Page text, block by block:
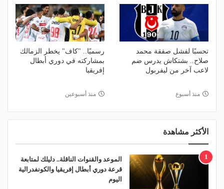
تحسبًا لفشل صفقة محمد
صلاح.. بشتكاش يدرس ضم
لاعب آخر من ليفربول
منذ أسبوع
رسميًا.. "كاف" يخطر الزمالك
بمشاركته في دوري أبطال
إفريقيا
منذ أسبوعين
الأكثر مشاهدة
1
الموعد والقنوات الناقلة.. دليلك لمتابعة
قرعة دوري أبطال إفريقيا والكونفدرالية
اليوم